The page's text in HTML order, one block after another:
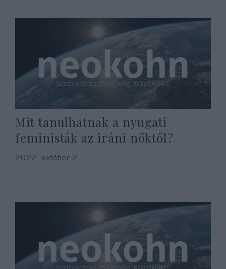
Mit tanulhatnak a nyugati
feministák az iráni nőktől?
2022. október 2.